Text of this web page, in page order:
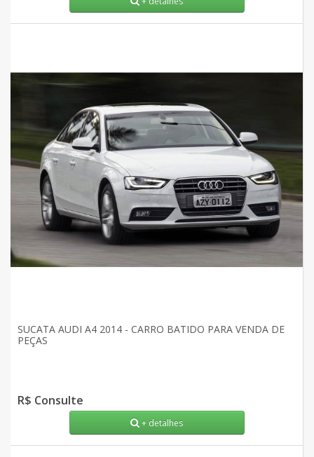
SUCATA AUDI A4 2014 - CARRO BATIDO PARA VENDA DE
PEÇAS
R$ Consulte
+ detalhes